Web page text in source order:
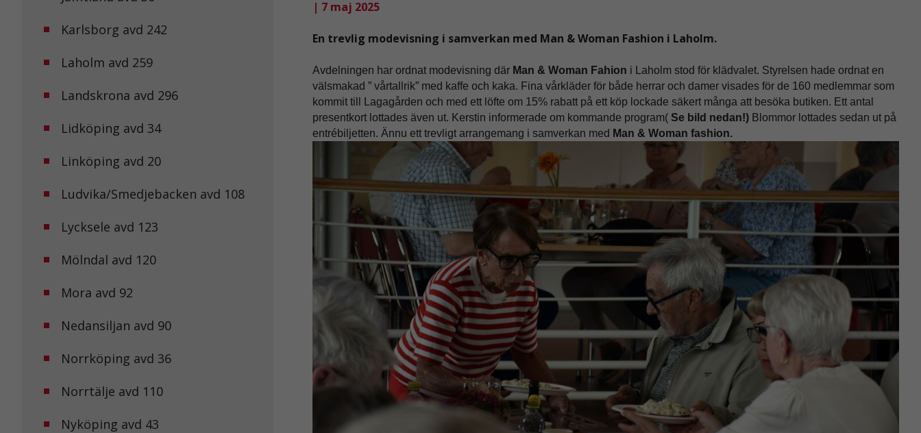
Karlsborg avd 242
Laholm avd 259
Landskrona avd 296
Lidköping avd 34
Linköping avd 20
Ludvika/Smedjebacken avd 108
Lycksele avd 123
Mölndal avd 120
Mora avd 92
Nedansiljan avd 90
Norrköping avd 36
Norrtälje avd 110
Nyköping avd 43
| 7 maj 2025
En trevlig modevisning i samverkan med Man & Woman Fashion i Laholm.
Avdelningen har ordnat modevisning där Man & Woman Fahion i Laholm stod för klädvalet. Styrelsen hade ordnat en
välsmakad ” vårtallrik” med kaffe och kaka. Fina vårkläder för både herrar och damer visades för de 160 medlemmar som
kommit till Lagagården och med ett löfte om 15% rabatt på ett köp lockade säkert många att besöka butiken. Ett antal
presentkort lottades även ut. Kerstin informerade om kommande program( Se bild nedan!)Blommor lottades sedan ut på
entrébiljetten. Ännu ett trevligt arrangemang i samverkan med Man & Woman fashion.